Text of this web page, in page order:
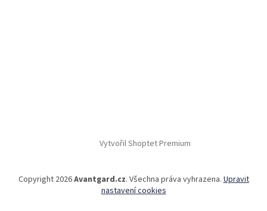
Vytvořil Shoptet Premium
Copyright 2026Avantgard.cz. Všechna práva vyhrazena.Upravit
nastavení cookies